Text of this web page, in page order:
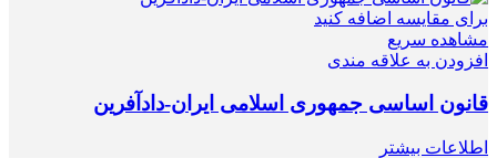
برای مقایسه اضافه کنید
مشاهده سریع
افزودن به علاقه مندی
قانون اساسی جمهوری اسلامی ایران-دادآفرین
اطلاعات بیشتر